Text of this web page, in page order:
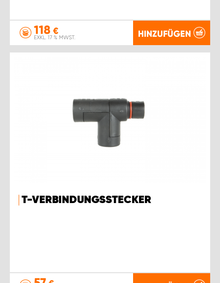
118 €
EXKL. 17 % MWST. HINZUFÜGEN
T-VERBINDUNGSSTECKER